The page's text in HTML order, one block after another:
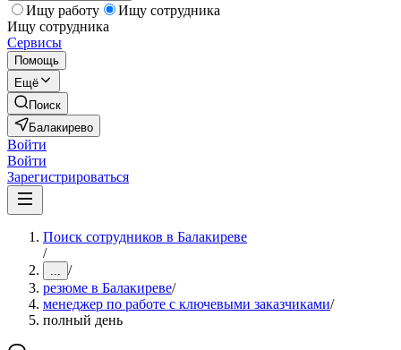
Ищу работу
Ищу сотрудника
Ищу сотрудника
Сервисы
Помощь
Ещё
Поиск
Балакирево
Войти
Войти
Зарегистрироваться
Поиск сотрудников в Балакиреве
/
... /
резюме в Балакиреве/
менеджер по работе с ключевыми заказчиками/
полный день